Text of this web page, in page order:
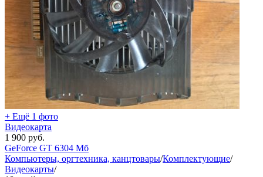
+ Ещё 1 фото
Видеокарта
1 900 руб.
GeForce GT 6304 Мб
Компьютеры, оргтехника, канцтовары/Комплектующие/
Видеокарты/